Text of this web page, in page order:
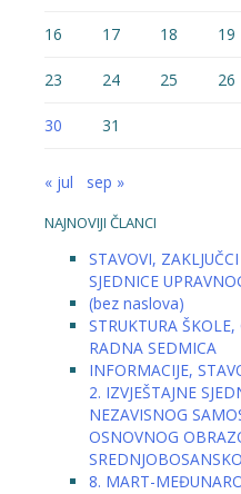
16 17 18 19
23 24 25 26
30 31
« jul sep »
NAJNOVIJI ČLANCI
STAVOVI,
SJEDNICE
(bez naslova)
STRUKTURA
RADNA SEDMICA
INFORMACIJE,
2. IZVJEŠTAJNE
NEZAVISNOG
OSNOVNOG
8. MART-